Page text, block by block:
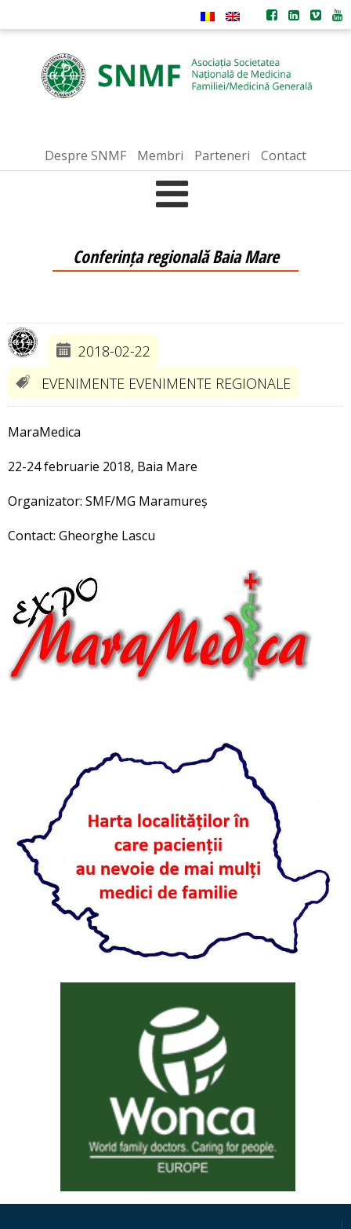
Despre SNMF Membri Parteneri Contact
Conferința regională Baia Mare
2018-02-22
EVENIMENTE EVENIMENTE REGIONALE
MaraMedica
22-24 februarie 2018, Baia Mare
Organizator: SMF/MG Maramureș
Contact: Gheorghe Lascu